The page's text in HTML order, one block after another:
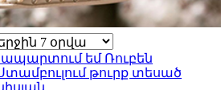
եմ Ռուբեն
թուրք տեսած